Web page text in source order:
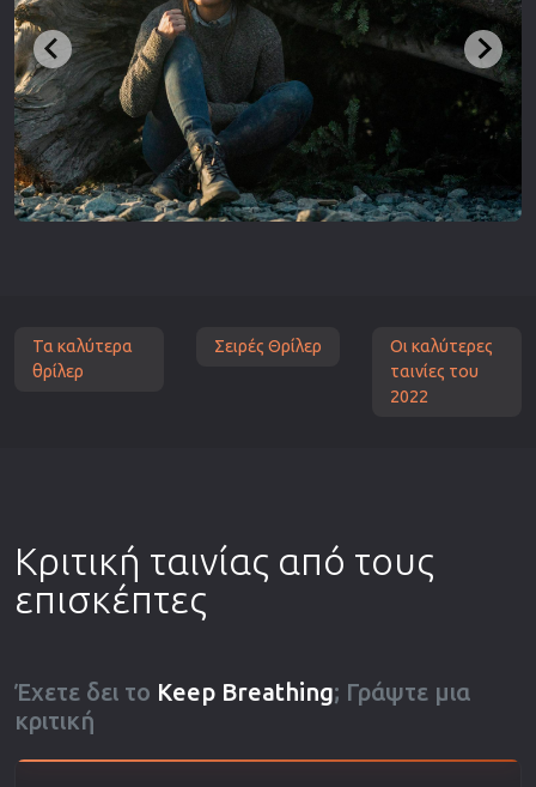
Τα καλύτερα
θρίλερ
Σειρές Θρίλερ
Οι καλύτερες
ταινίες του
2022
Κριτική ταινίας από τους
επισκέπτες
Έχετε δει το Keep Breathing; Γράψτε μια
κριτική